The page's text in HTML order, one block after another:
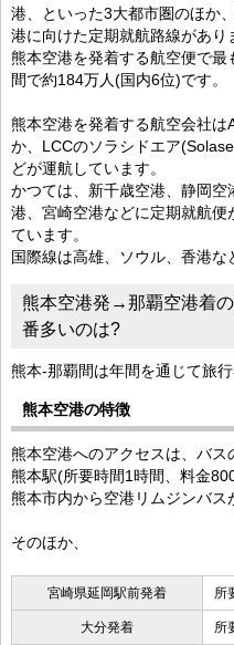
港、といった3大都市圏のほか
港に向けた定期就航路線があり
熊本空港を発着する航空便で
間で約184万人(国内6位)です。
熊本空港を発着する航空会社
か、LCCのソラシドエア
どが運航しています。
かつては、新千歳空港、静岡
港、宮崎空港などに定期就航
ています。
国際線は高雄、ソウル、香港な
熊本空港発→那覇空港着
番多いのは?
熊本-那覇間は年間を通じて旅
熊本空港の特徴
熊本空港へのアクセスは、バス
熊本駅(所要時間1時間、料金
熊本市内から空港リムジンバス
そのほか、
宮崎県延岡駅前発着 所
大分発着 所